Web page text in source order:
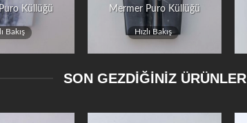
Küllüğü
Bakış
Mermer Puro Küllüğü
Hızlı Bakış
SON GEZDİĞİNİZ ÜRÜNLER